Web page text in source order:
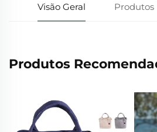
Visão Geral Produtos
Produtos